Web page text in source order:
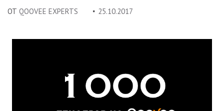
ОТ QOOVEE EXPERTS 25.10.2017